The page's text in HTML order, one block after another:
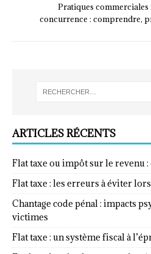
Pratiques commerciales
concurrence : comprendre,
ARTICLES RÉCENTS
Flat taxe ou impôt sur le revenu
Flat taxe : les erreurs à éviter
Chantage code pénal : impacts
victimes
Flat taxe : un système fiscal à